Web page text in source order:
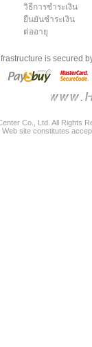
วิธีการชำระเงิน
ยืนยันชำระเงิน
ต่ออายุ
is secured
Co., Ltd. All Rights
Web site constitutes